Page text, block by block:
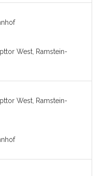
West, Ramstein-
West, Ramstein-